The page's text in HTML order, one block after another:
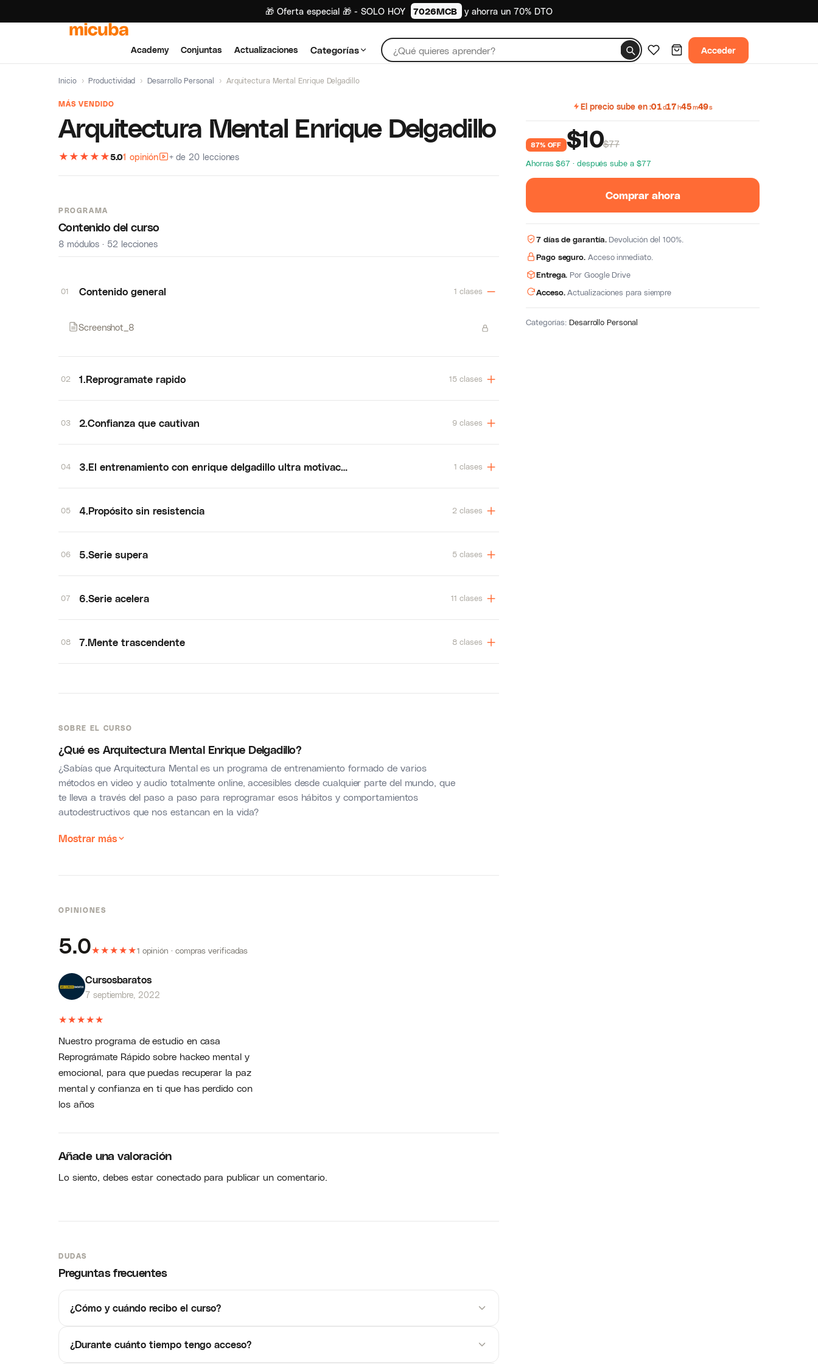
🎁 Oferta especial 🎁 - SOLO HOY 7026MCB y ahorra un 70% DTO
Academy Conjuntas Actualizaciones Categorías Acceder
Inicio › Productividad › Desarrollo Personal › Arquitectura Mental Enrique Delgadillo
MÁS VENDIDO
Arquitectura Mental Enrique Delgadillo
★ ★ ★ ★ ★5.01 opinión + de 20 lecciones
SOBRE EL CURSO
¿Qué es Arquitectura Mental Enrique Delgadillo?
¿Sabías que Arquitectura Mental es un programa de entrenamiento formado de varios
métodos en video y audio totalmente online, accesibles desde cualquier parte del mundo, que
te lleva a través del paso a paso para reprogramar esos hábitos y comportamientos
autodestructivos que nos estancan en la vida?
Mostrar más
PROGRAMA
Contenido del curso
8 módulos · 52 lecciones
01 Contenido general 1 clases
Screenshot_8
02 1.Reprogramate rapido 15 clases
03 2.Confianza que cautivan 9 clases
04 3.El entrenamiento con enrique delgadillo ultra motivación 1 clases
05 4.Propósito sin resistencia 2 clases
06 5.Serie supera 5 clases
07 6.Serie acelera 11 clases
08 7.Mente trascendente 8 clases
OPINIONES
5.0★★★★★1 opinión · compras verificadas
Cursosbaratos
7 septiembre, 2022
★★★★★
Nuestro programa de estudio en casa
Reprográmate Rápido sobre hackeo mental y
emocional, para que puedas recuperar la paz
mental y confianza en ti que has perdido con
los años
Añade una valoración
Lo siento, debes estarconectadopara publicar un comentario.
DUDAS
Preguntas frecuentes
¿Cómo y cuándo recibo el curso?
¿Durante cuánto tiempo tengo acceso?
El precio sube en 01d17h45m48s
87% OFF $10$77
Ahorras $67 · después sube a $77
Comprar ahora
7 días de garantía.Devolución del 100%.
Pago seguro. Acceso inmediato.
Entrega. Por Google Drive
Acceso.Actualizaciones para siempre
Categorías:Desarrollo Personal